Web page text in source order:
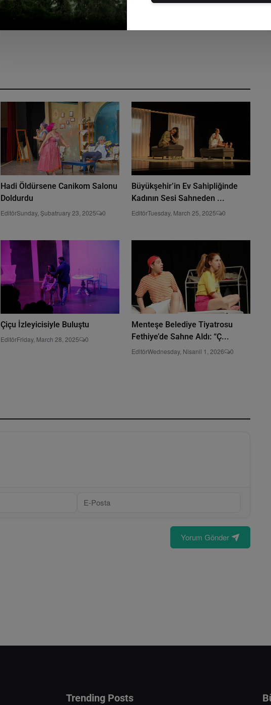
Hadi Öldürsene Canikom Salonu
Doldurdu
EditörSunday, Şubatruary 23, 2025 0
Büyükşehir’in Ev Sahipliğinde
Kadının Sesi Sahneden ...
EditörTuesday, March 25, 2025 0
Çiçu İzleyicisiyle Buluştu
EditörFriday, March 28, 2025 0
Menteşe Belediye Tiyatrosu
Fethiye’de Sahne Aldı: “Ç...
EditörWednesday, Nisanil 1, 2026 0
Yorum Gönder
Trending Posts